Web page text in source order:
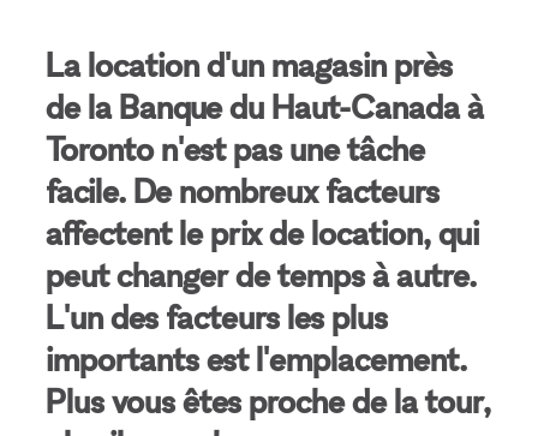
La location d'un magasin près
de la Banque du Haut-Canada à
Toronto n'est pas une tâche
facile. De nombreux facteurs
affectent le prix de location, qui
peut changer de temps à autre.
L'un des facteurs les plus
importants est l'emplacement.
Plus vous êtes proche de la tour,